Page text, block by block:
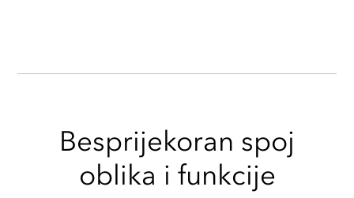
Besprijekoran spoj
oblika i funkcije